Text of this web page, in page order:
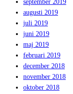
september 2019
augusti 2019
juli 2019
juni 2019
maj 2019
februari 2019
december 2018
november 2018
oktober 2018